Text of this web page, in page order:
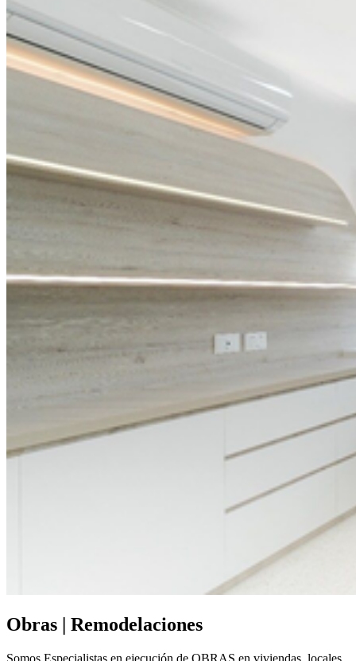
Obras | Remodelaciones
Somos Especialistas en ejecución de OBRAS en viviendas, locales